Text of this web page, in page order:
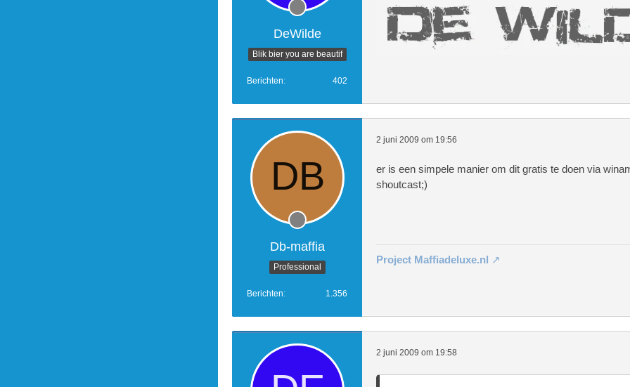
DeWilde
Blik bier you are beautif
Berichten 402
Db-maffia
Professional
Berichten 1.356
2 juni 2009 om 19:56
er is een simpele manier om dit gratis te doen via
shoutcast;)
Project Maffiadeluxe.nl
2 juni 2009 om 19:58